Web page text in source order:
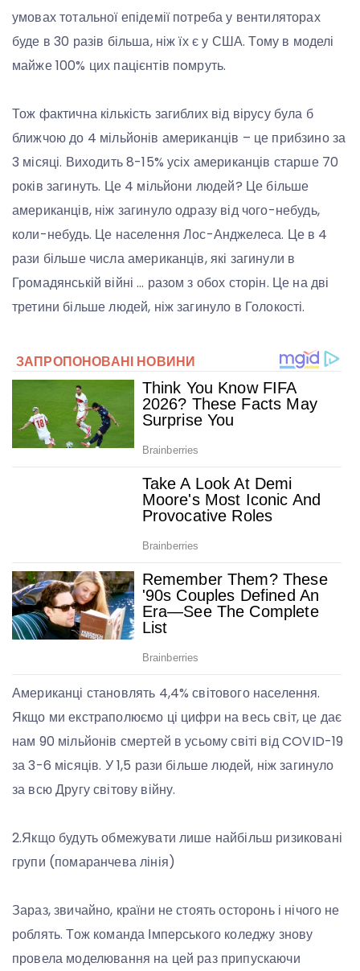
умовах тотальної епідемії потреба у вентиляторах
буде в 30 разів більша, ніж їх є у США. Тому в моделі
майже 100% цих пацієнтів пoмруть.
Тож фактична кількість загиблих від вірусу була б
ближчою до 4 мільйонів американців – це прибзино за
3 місяці. Виходить 8-15% усіх американців старше 70
років загинуть. Це 4 мільйони людей? Це більше
американців, ніж загинуло одразу від чого-небудь,
коли-небудь. Це населення Лос-Анджелеса. Це в 4
рази більше числа американців, які загинули в
Громадянській війні … разом з обох сторін. Це на дві
третини більше людей, ніж загинуло в Голокості.
Американці становлять 4,4% світового населення.
Якщо ми екстраполюємо ці цифри на весь світ, це дає
нам 90 мільйонів смертей в усьому світі від COVID-19
за 3-6 місяців. У 1,5 рази більше людей, ніж загинуло
за всю Другу світову війну.
2.Якщо будуть обмежувати лише найбільш ризиковані
групи (помаранчева лінія)
Зараз, звичайно, країни не стоять осторонь і нічого не
роблять. Тож команда Імперського коледжу знову
провела моделювання на цей раз припускаючи